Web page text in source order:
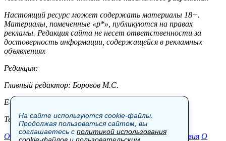
Настоящий ресурс может содержать материалы 18+.
Материалы, помеченные «р*», публикуются на правах
рекламы. Редакция сайта не несет ответственности за
достоверность информации, содержащейся в рекламных
объявлениях
Редакция:
Главный редактор: Боровов М.С.
E-mail: site@vestnik.net, reb.msk@yandex.ru
Тел.: +7 (921) 720-00-97
Общество Экономика Контакты В мире Происшествия О
На сайте используются cookie-файлы.
Продолжая пользоваться сайтом, вы
соглашаетесь с политикой использования